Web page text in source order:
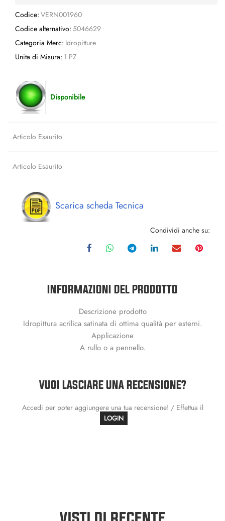
Codice: VERN001960
Codice alternativo: 5046629
Categoria Merc: Idropitture
Unita di Misura: 1 PZ
Disponibile
Articolo Esaurito
Articolo Esaurito
Scarica scheda Tecnica
Condividi anche su:
INFORMAZIONI DEL PRODOTTO
Descrizione prodotto
Idropittura acrilica satinata di ottima qualità per esterni.
Applicazione
A rullo o a pennello.
VUOI LASCIARE UNA RECENSIONE?
Accedi per poter aggiungere una tua recensione! / Effettua il
LOGIN